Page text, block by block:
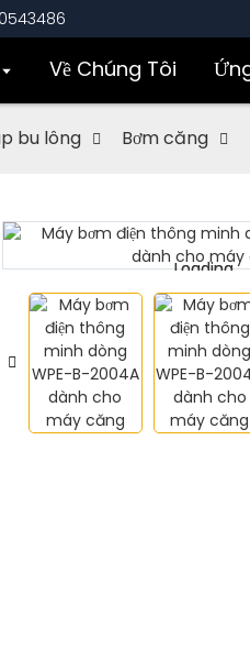
Về Chúng Tôi
bu lông Bơm căng
Loading...
Loading...